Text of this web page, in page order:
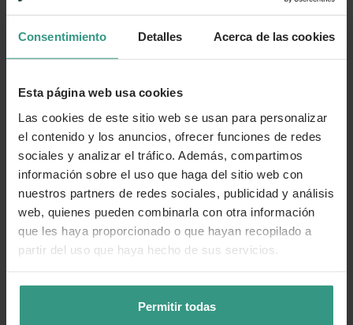
Consentimiento Detalles Acerca de las cookies
Esta página web usa cookies
Las cookies de este sitio web se usan para personalizar
el contenido y los anuncios, ofrecer funciones de redes
sociales y analizar el tráfico. Además, compartimos
información sobre el uso que haga del sitio web con
nuestros partners de redes sociales, publicidad y análisis
web, quienes pueden combinarla con otra información
que les haya proporcionado o que hayan recopilado a
partir del uso que haya hecho de sus servicios.
Permitir todas
Número de artículo: 11255307
👍 Sí 😐 Más o menos 👎 No